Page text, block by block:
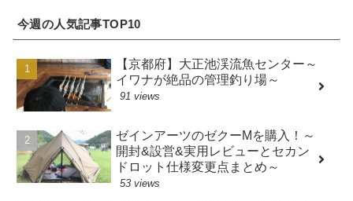
今週の人気記事TOP10
【京都府】大正池渓流魚センター～
イワナが絶品の管理釣り場～
91 views
ゼインアーツのゼクーMを購入！～
開封&設営&実用レビューとセカン
ドロット仕様変更点まとめ～
53 views